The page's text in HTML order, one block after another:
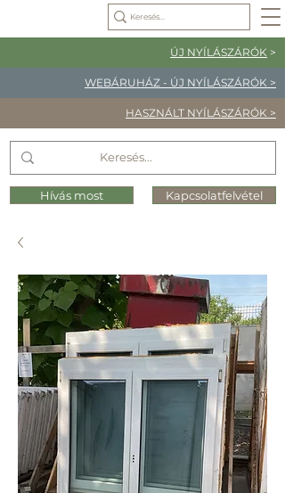
ÚJ NYÍLÁSZÁRÓK >
WEBÁRUHÁZ - ÚJ NYÍLÁSZÁRÓK >
HASZNÁLT NYÍLÁSZÁRÓK >
Hívás most Kapcsolatfelvétel